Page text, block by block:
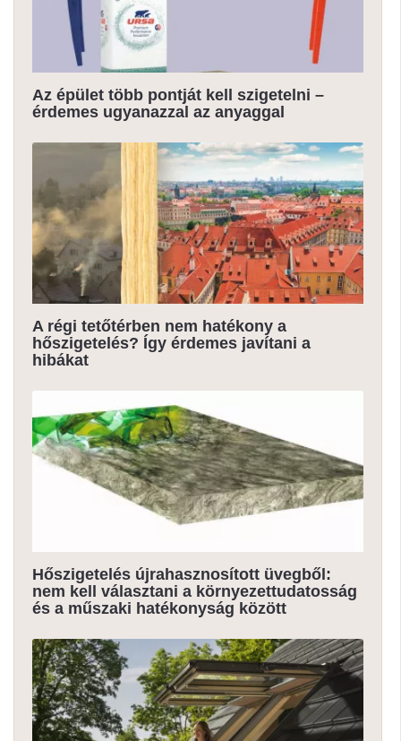
Az épület több pontját kell szigetelni –
érdemes ugyanazzal az anyaggal
A régi tetőtérben nem hatékony a
hőszigetelés? Így érdemes javítani a
hibákat
Hőszigetelés újrahasznosított üvegből:
nem kell választani a környezettudatosság
és a műszaki hatékonyság között